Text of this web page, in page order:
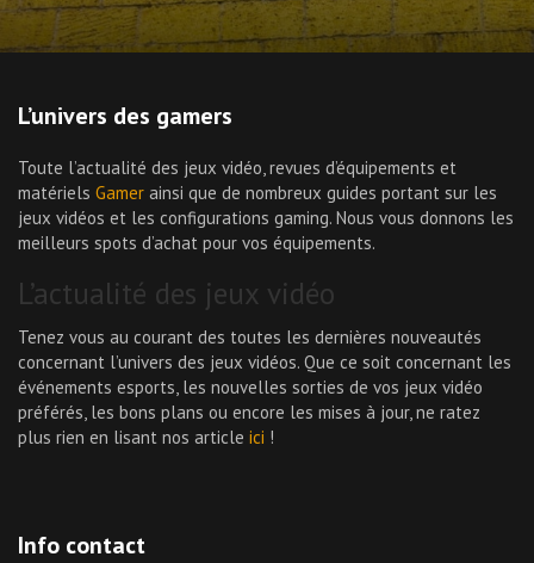
L’univers des gamers
Toute l’actualité des jeux vidéo, revues d’équipements et
matériels Gamer ainsi que de nombreux guides portant sur les
jeux vidéos et les configurations gaming. Nous vous donnons les
meilleurs spots d’achat pour vos équipements.
L’actualité des jeux vidéo
Tenez vous au courant des toutes les dernières nouveautés
concernant l’univers des jeux vidéos. Que ce soit concernant les
événements esports, les nouvelles sorties de vos jeux vidéo
préférés, les bons plans ou encore les mises à jour, ne ratez
plus rien en lisant nos article ici !
Info contact